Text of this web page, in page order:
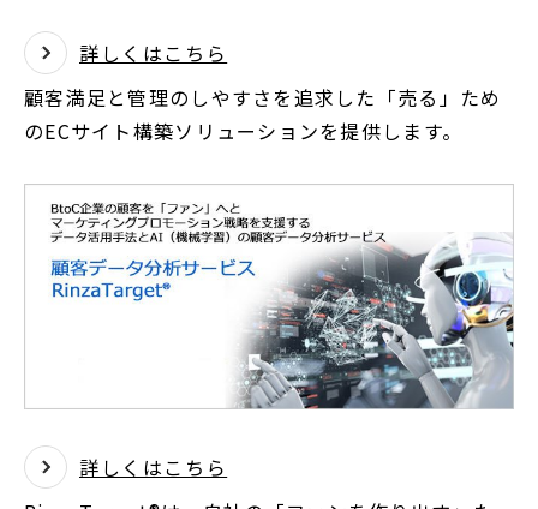
詳しくはこちら
顧客満足と管理のしやすさを追求した「売る」ため
のECサイト構築ソリューションを提供します。
詳しくはこちら